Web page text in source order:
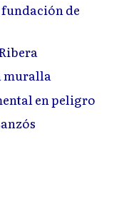
de
muralla
en peligro